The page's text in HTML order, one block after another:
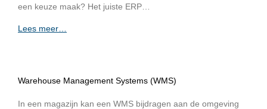
een keuze maak? Het juiste ERP…
Lees meer…
Warehouse Management Systems (WMS)
In een magazijn kan een WMS bijdragen aan de omgeving